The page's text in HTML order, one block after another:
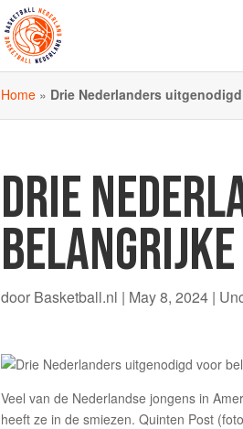
Home » Drie Nederlanders
DRIE
door Basketball.nl | May 8, 2024 |
Veel van de Nederlandse jongens in
heeft ze in de smiezen. Quinten Post